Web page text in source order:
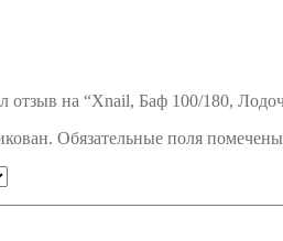
отзыв на “Xnail, Баф 100/180,
Обязательные поля помечены